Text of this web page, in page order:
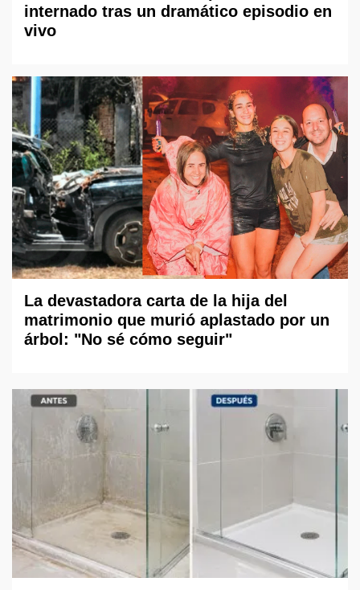
internado tras un dramático episodio en
vivo
La devastadora carta de la hija del
matrimonio que murió aplastado por un
árbol: "No sé cómo seguir"